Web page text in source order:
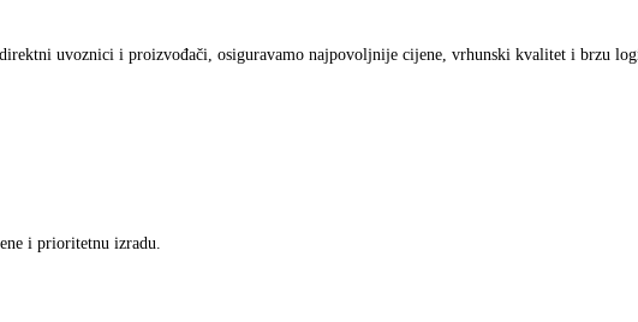
uvoznici i proizvođači, osiguravamo najpovoljnije cijene, vrhunski kvalitet i brzu
i prioritetnu izradu.